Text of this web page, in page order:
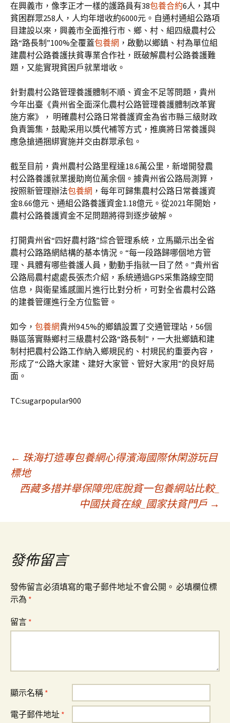
在興義市，像李正才一樣的護路員有38包養合約6人，其中
貧困群眾258人，人均年增收約6000元。自通村通組公路項
目建設以來，興義市全面推行市、鄉、村、組四級農村公
路“路長制”100%全覆蓋包養網 ，啟動以鄉鎮、村為單位組
建農村公路養護扶貧專業合作社，既破解農村公路養護難
題，又能實現貧困戶就業增收。
針對農村公路管理養護體制不順、資金不足等問題，貴州
今年出臺《貴州省全面深化農村公路管理養護體制改革實
施方案》， 明確農村公路日常養護資金為省市縣三級財政
負責籌集，鼓勵采用以獎代補等方式，推廣將日常養護與
應急搶通捆綁實施并交由群眾承包。
截至目前，貴州農村公路里程達18.6萬公里，新增開發農
村公路養護就業援助崗位萬余個。據貴州省公路局測算，
按照新管理辦法包養網 ，每年可歸集農村公路日常養護資
金8.66億元、通組公路養護資金1.18億元。從2021年開始，
農村公路養護資金不足問題將得到逐步破解。
打開貴州省“四好農村路”綜合管理系統，立馬顯示出全省
農村公路路網結構的基本情況。“每一段路歸哪個地方管
理、具體有哪些養護人員，動動手指就一目了然。”貴州省
公路局農村處處長張杰介紹，系統通過GPS采集路線空間
信息，與衛星遙感圖片進行比對分析，可對全省農村公路
的建養管運進行全方位監管。
如今， 包養網貴州94.5%的鄉鎮設置了交通管理站，56個
縣區落實縣鄉村三級農村公路“路長制”，一大批鄉鎮和建
制村把農村公路工作納入鄉規民約、村規民約重要內容，
形成了“公路大家建、建好大家管、管好大家用”的良好局
面。
TC:sugarpopular900
文
章
導
覽
← 珠海打造專包養網心得濱海國際休閑游玩目
標地
西藏多措并舉保障兜底脫貧一包養網站比較_
中國扶貧在線_國家扶貧門戶 →
發佈留言
發佈留言必須填寫的電子郵件地址不會公開。 必填欄位標
示為 *
留言 *
顯示名稱 *
電子郵件地址 *